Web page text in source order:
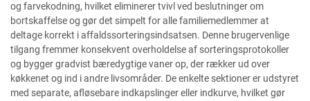
og farvekodning, hvilket eliminerer tvivl ved beslutninger om
bortskaffelse og gør det simpelt for alle familiemedlemmer at
deltage korrekt i affaldssorteringsindsatsen. Denne brugervenlige
tilgang fremmer konsekvent overholdelse af sorteringsprotokoller
og bygger gradvist bæredygtige vaner op, der rækker ud over
køkkenet og ind i andre livsområder. De enkelte sektioner er udstyret
med separate, afløsebare indkapslinger eller indkurve, hvilket gør